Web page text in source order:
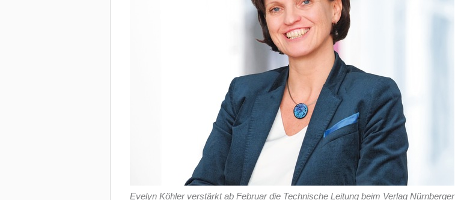
Evelyn Köhler verstärkt ab Februar die Technische Leitung beim Verlag Nürnberger